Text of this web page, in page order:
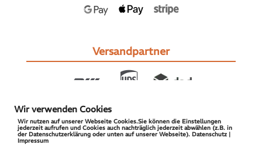
Versandpartner
Wir verwenden Cookies
Wir nutzen auf unserer Webseite Cookies.Sie können die Einstellungen
jederzeit aufrufen und Cookies auch nachträglich jederzeit abwählen (z.B. in
der Datenschutzerklärung oder unten auf unserer Webseite). Datenschutz |
Impressum